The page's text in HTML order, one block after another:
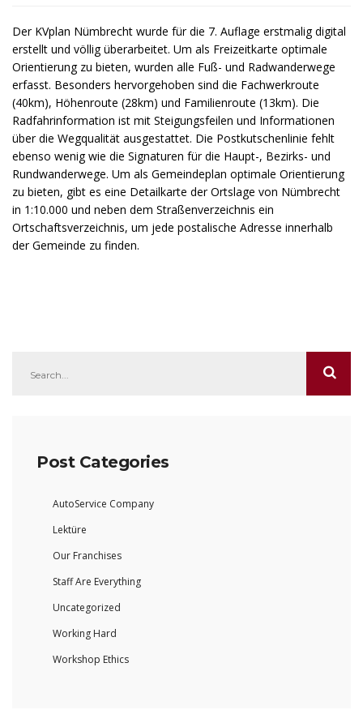
Der KVplan Nümbrecht wurde für die 7. Auflage erstmalig digital
erstellt und völlig überarbeitet. Um als Freizeitkarte optimale
Orientierung zu bieten, wurden alle Fuß- und Radwanderwege
erfasst. Besonders hervorgehoben sind die Fachwerkroute
(40km), Höhenroute (28km) und Familienroute (13km). Die
Radfahrinformation ist mit Steigungsfeilen und Informationen
über die Wegqualität ausgestattet. Die Postkutschenlinie fehlt
ebenso wenig wie die Signaturen für die Haupt-, Bezirks- und
Rundwanderwege. Um als Gemeindeplan optimale Orientierung
zu bieten, gibt es eine Detailkarte der Ortslage von Nümbrecht
in 1:10.000 und neben dem Straßenverzeichnis ein
Ortschaftsverzeichnis, um jede postalische Adresse innerhalb
der Gemeinde zu finden.
Post Categories
AutoService Company
Lektüre
Our Franchises
Staff Are Everything
Uncategorized
Working Hard
Workshop Ethics